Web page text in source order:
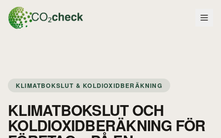
KLIMATBOKSLUT & KOLDIOXIDBERÄKNING
KLIMATBOKSLUT OCH
KOLDIOXIDBERÄKNING FÖR